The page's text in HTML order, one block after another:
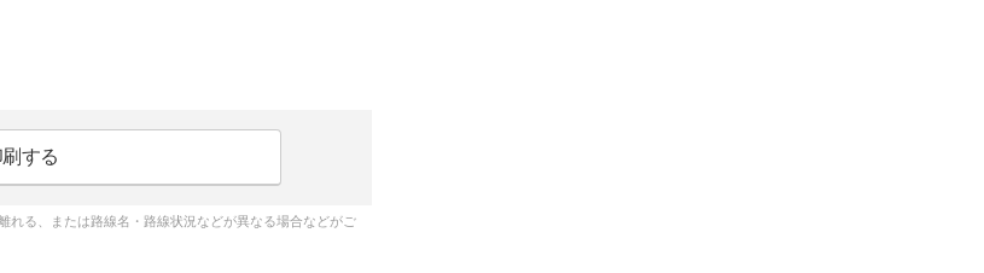
する
る、または路線名・路線状況などが異なる場合などがご